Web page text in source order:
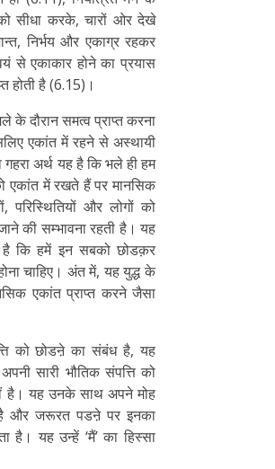
सीधा करके, चारों ओर देखे
निर्भय और एकाग्र रहकर
से एकाकार होने का प्रयास
होती है (6.15)।
के दौरान समत्व प्राप्त करना
एकांत में रहने से अस्थायी
अर्थ यह है कि भले ही हम
एकांत में रखते हैं पर मानसिक
और लोगों को
की सम्भावना रहती है। यह
है कि हमें इन सबको छोडक़र
चाहिए। अंत में, यह युद्ध के
एकांत प्राप्त करने जैसा
को छोडऩे का संबंध है, यह
सारी भौतिक संपत्ति को
है। यह उनके साथ अपने मोह
और जरूरत पडऩे पर इनका
है। यह उन्हें ‘मैं’ का हिस्सा